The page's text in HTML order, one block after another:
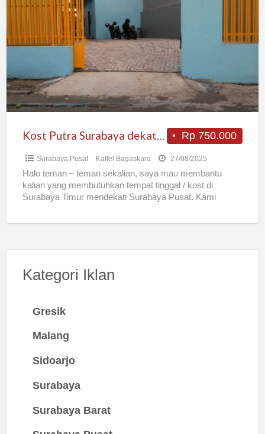
Putra
Surabaya
dekat
UNAIR
Baru
Rp 750.000
Kost Putra Surabaya dekat UNAIR Bangunan Baru
Surabaya Pusat Kaffel Bagaskara 27/08/2025
Halo teman – teman sekalian, saya mau membantu
kalian yang membutuhkan tempat tinggal / kost di
Surabaya Timur mendekati Surabaya Pusat. Kami
Kategori Iklan
Gresik
Malang
Sidoarjo
Surabaya
Surabaya Barat